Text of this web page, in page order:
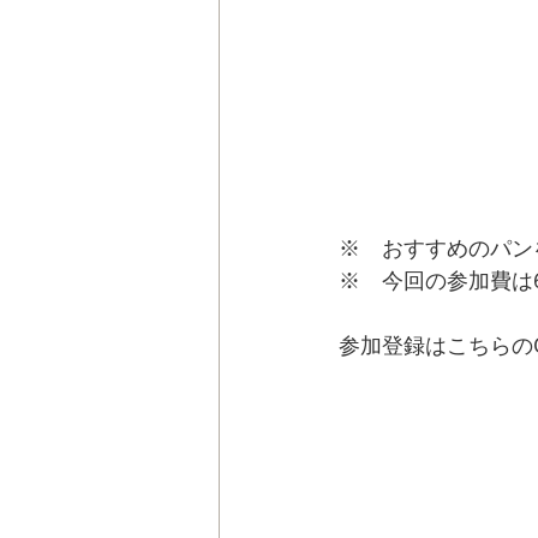
※　おすすめのパ
※　今回の参加費は
参加登録はこちら